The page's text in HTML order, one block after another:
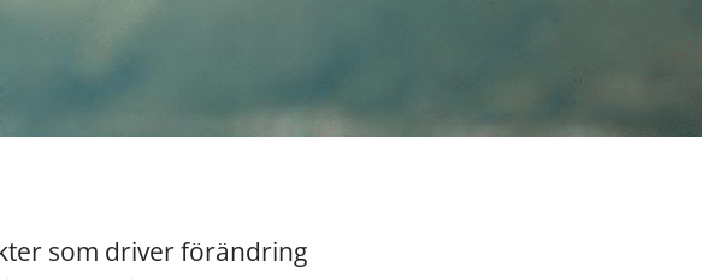
som driver förändring